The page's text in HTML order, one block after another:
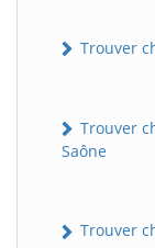
Trouver
Trouver
Saône
Trouver